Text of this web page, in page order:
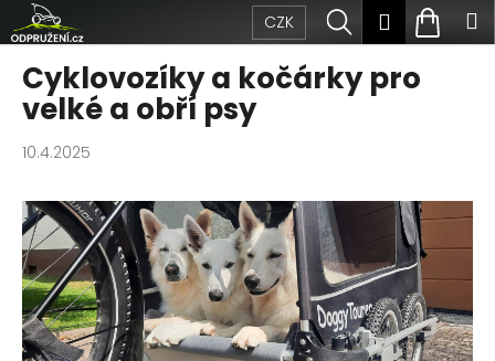
Přejít
na
obsah
CZK Hledat
Cyklovozíky a kočárky pro
velké a obří psy
10.4.2025
o
C
o
p
o
t
ř